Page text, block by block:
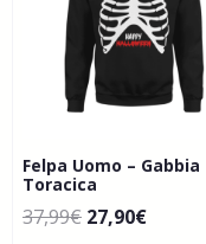
Felpa Uomo – Gabbia
Toracica
37,99€ 27,90€